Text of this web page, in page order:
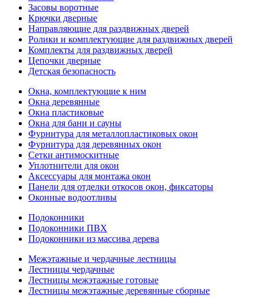
Засовы воротные
Крючки дверные
Направляющие для раздвижных дверей
Ролики и комплектующие для раздвижных дверей
Комплекты для раздвижных дверей
Цепочки дверные
Детская безопасность
Окна, комплектующие к ним
Окна деревянные
Окна пластиковые
Окна для бани и сауны
Фурнитура для металлопластиковых окон
Фурнитура для деревянных окон
Сетки антимоскитные
Уплотнители для окон
Аксессуары для монтажа окон
Панели для отделки откосов окон, фиксаторы
Оконные водоотливы
Подоконники
Подоконники ПВХ
Подоконники из массива дерева
Межэтажные и чердачные лестницы
Лестницы чердачные
Лестницы межэтажные готовые
Лестницы межэтажные деревянные сборные